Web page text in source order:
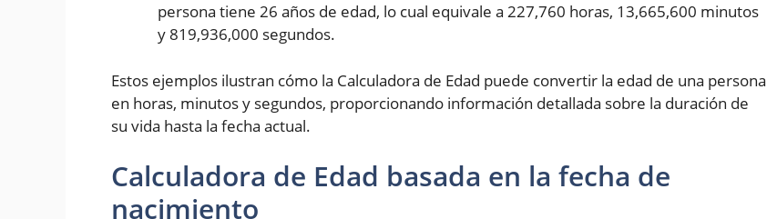
persona tiene 26 años de edad, lo cual equivale a 227,760 horas, 13,665,600 minutos
y 819,936,000 segundos.
Estos ejemplos ilustran cómo la Calculadora de Edad puede convertir la edad de una persona
en horas, minutos y segundos, proporcionando información detallada sobre la duración de
su vida hasta la fecha actual.
Calculadora de Edad basada en la fecha de
nacimiento